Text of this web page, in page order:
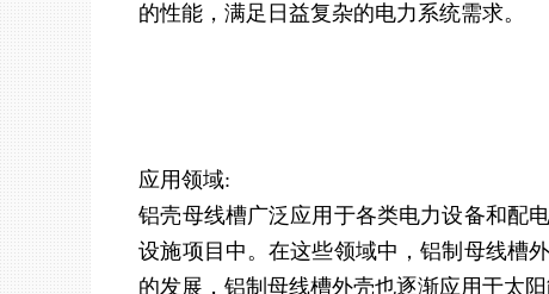
的性能，满足日益复杂的电力系统需求。
应用领域:
铝壳母线槽广泛应用于各类电力设备和配
设施项目中。在这些领域中，铝制母线槽
的发展，铝制母线槽外壳也逐渐应用于太